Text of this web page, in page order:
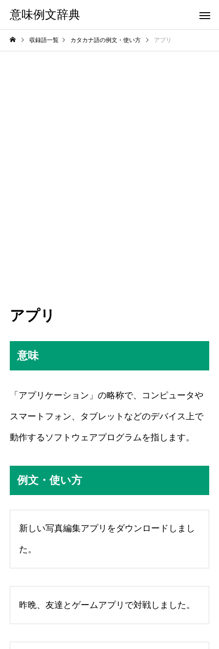
意味例文辞典
収録語一覧 カタカナ語の例文・使い方 アプリ
アプリ
意味
「アプリケーション」の略称で、コンピュータや
スマートフォン、タブレットなどのデバイス上で
動作するソフトウェアプログラムを指します。
例文・使い方
新しい写真編集アプリをダウンロードしまし
た。
昨晩、友達とゲームアプリで対戦しました。